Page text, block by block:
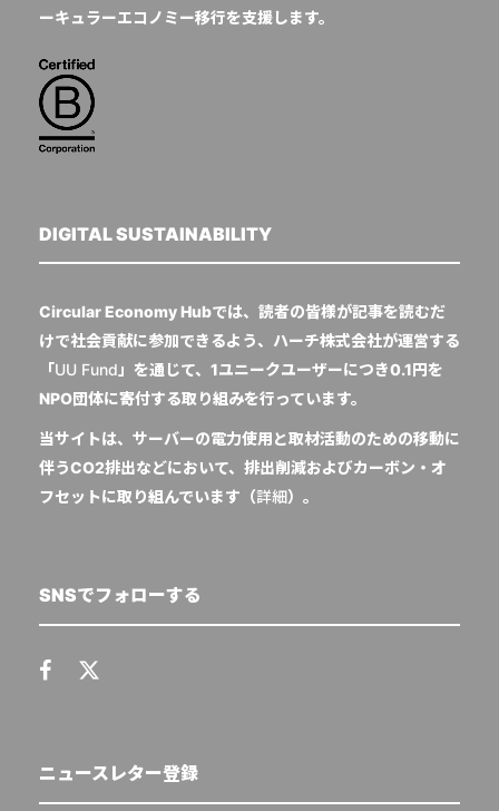
ーキュラーエコノミー移行を支援します。
DIGITAL SUSTAINABILITY
Circular Economy Hubでは、読者の皆様が記事を読むだ
けで社会貢献に参加できるよう、ハーチ株式会社が運営する
「UU Fund 」を通じて、1ユニークユーザーにつき0.1円を
NPO団体に寄付する取り組みを行っています。
当サイトは、サーバーの電力使用と取材活動のための移動に
伴うCO2排出などにおいて、排出削減およびカーボン・オ
フセットに取り組んでいます（詳細）。
SNSでフォローする
ニュースレター登録